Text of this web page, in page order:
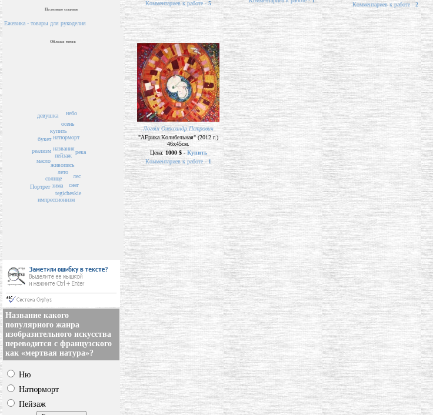
Полезные ссылки
Ежевика - товары для рукоделия
Облако тегов
пейзаж
названия
живопись
лето
натюрморт
купить
солнце
лес
зима
осень
букет
масло
река
снег
tegicheskie
реализм
небо
импрессионизм
Портрет
девушка
Название какого
популярного жанра
изобразительного искусства
переводится с французского
как «мертвая натура»?
Ню
Натюрморт
Пейзаж
Комментариев к работе -5
Комментариев к работе -2
Логвін Олександр Петрович
"AFрика.Колибельная" (2012 г.)
46х45см.
Цена: 1000 $ - Купить
Комментариев к работе -1